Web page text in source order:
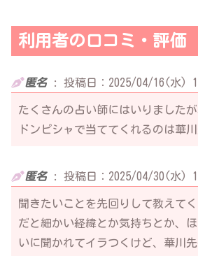
利用者の口コミ・評価
匿名: 投稿日：2025/04/16(水)
たくさんの占い師にはいりました
ドンピシャで当ててくれるのは華
匿名: 投稿日：2025/04/30(水)
聞きたいことを先回りして教えて
だと細かい経緯とか気持ちとか、
いに聞かれてイラつくけど、華川先